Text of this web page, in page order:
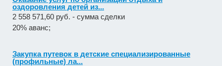
оздоровления детей из...
2 558 571,60 руб. - сумма сделки
20% аванс;
Закупка путевок в детские специализированные
(профильные) ла...